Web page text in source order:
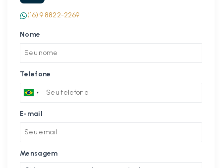
(16) 9 8822-2269
Nome
Telefone
E-mail
Mensagem